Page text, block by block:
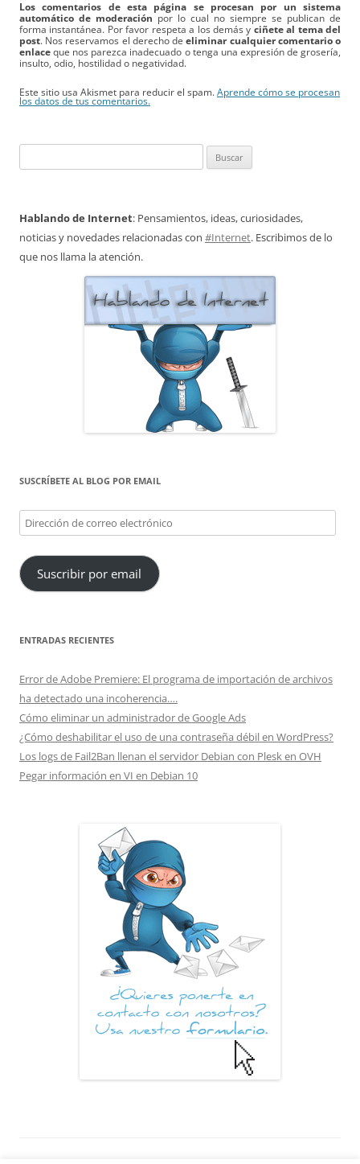
Los comentarios de esta página se procesan por un sistema
automático de moderación por lo cual no siempre se publican de
forma instantánea. Por favor respeta a los demás y ciñete al tema del
post. Nos reservamos el derecho deeliminar cualquier comentario o
enlace que nos parezca inadecuado o tenga una expresión de grosería,
insulto, odio, hostilidad o negatividad.
Este sitio usa Akismet para reducir el spam. Aprende cómo se procesan
los datos de tus comentarios.
Hablando de Internet: Pensamientos, ideas, curiosidades,
noticias y novedades relacionadas con #Internet. Escribimos de lo
que nos llama la atención.
SUSCRÍBETE AL BLOG POR EMAIL
Dirección
de
correo
electrónico
Suscribir por email
ENTRADAS RECIENTES
Error de Adobe Premiere: El programa de importación de archivos
ha detectado una incoherencia….
Cómo eliminar un administrador de Google Ads
¿Cómo deshabilitar el uso de una contraseña débil en WordPress?
Los logs de Fail2Ban llenan el servidor Debian con Plesk en OVH
Pegar información en VI en Debian 10